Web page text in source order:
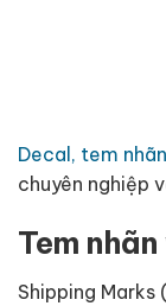
Decal, tem
chuyên nghiệp
Tem
Shipping Marks